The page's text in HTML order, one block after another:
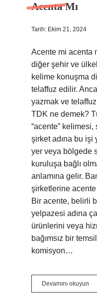
Acenta Mı
Tarih: Ekim 21, 2024
Acente mi acenta
diğer şehir ve
kelime konuşma
telaffuz edilir.
yazmak ve telaffuz
TDK ne demek?
“acente”
şirket adına bu
yer veya bölgede
kuruluşa bağlı
anlamına gelir.
şirketlerine
Bir acente, belirli
yelpazesi adına
ürünlerini veya
bağımsız bir
komisyon…
Devamını okuyun
Mı